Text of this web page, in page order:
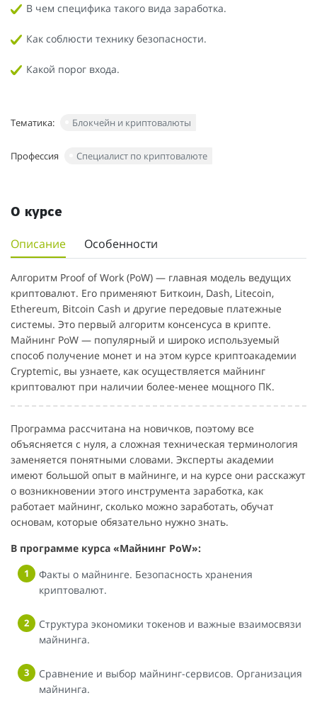
В чем специфика такого вида заработка.
Как соблюсти технику безопасности.
Какой порог входа.
Тематика: Блокчейн и криптовалюты
Профессия Специалист по криптовалюте
О курсе
Описание Особенности
Алгоритм Proof of Work (PoW) — главная модель ведущих
криптовалют. Его применяют Биткоин, Dash, Litecoin,
Ethereum, Bitcoin Cash и другие передовые платежные
системы. Это первый алгоритм консенсуса в крипте.
Майнинг PoW — популярный и широко используемый
способ получение монет и на этом курсе криптоакадемии
Cryptemic, вы узнаете, как осуществляется майнинг
криптовалют при наличии более-менее мощного ПК.
Программа рассчитана на новичков, поэтому все
объясняется с нуля, а сложная техническая терминология
заменяется понятными словами. Эксперты академии
имеют большой опыт в майнинге, и на курсе они расскажут
о возникновении этого инструмента заработка, как
работает майнинг, сколько можно заработать, обучат
основам, которые обязательно нужно знать.
В программе курса «Майнинг PoW»:
Факты о майнинге. Безопасность хранения
криптовалют.
Структура экономики токенов и важные взаимосвязи
майнинга.
Сравнение и выбор майнинг-сервисов. Организация
майнинга.